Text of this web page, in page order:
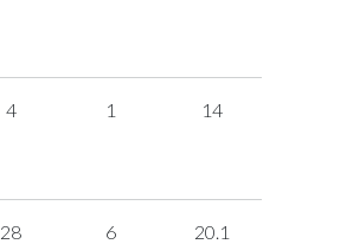
4 1 14
28 6 20.1